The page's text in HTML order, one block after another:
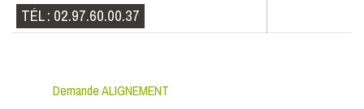
TÉL : 02.97.60.00.37
Demande ALIGNEMENT